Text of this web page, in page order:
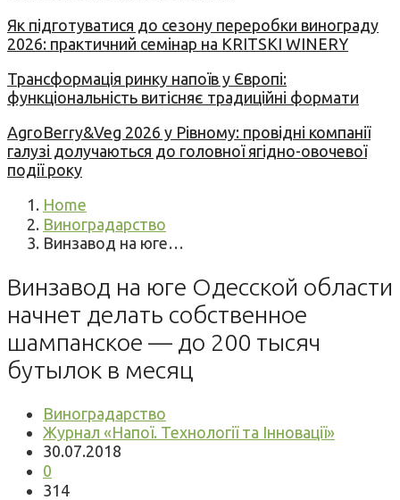
Як підготуватися до сезону переробки винограду
2026: практичний семінар на KRITSKI WINERY
Трансформація ринку напоїв у Європі:
функціональність витісняє традиційні формати
AgroBerry&Veg 2026 у Рівному: провідні компанії
галузі долучаються до головної ягідно-овочевої
події року
Home
Виноградарство
Винзавод на юге…
Винзавод на юге Одесской области
начнет делать собственное
шампанское — до 200 тысяч
бутылок в месяц
Виноградарство
Журнал «Напої. Технології та Інновації»
30.07.2018
0
314